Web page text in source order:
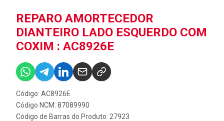
REPARO AMORTECEDOR
DIANTEIRO LADO ESQUERDO COM
COXIM : AC8926E
Código: AC8926E
Código NCM: 87089990
Código de Barras do Produto: 27923